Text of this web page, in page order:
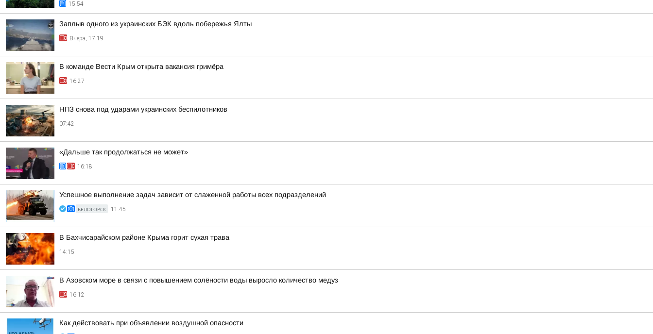
15:54
Заплыв одного из украинских БЭК вдоль побережья Ялты
Вчера, 17:19
В команде Вести Крым открыта вакансия гримёра
16:27
НПЗ снова под ударами украинских беспилотников
07:42
«Дальше так продолжаться не может»
16:18
Успешное выполнение задач зависит от слаженной работы всех подразделений
БЕЛОГОРСК 11:45
В Бахчисарайском районе Крыма горит сухая трава
14:15
В Азовском море в связи с повышением солёности воды выросло количество медуз
16:12
Как действовать при объявлении воздушной опасности